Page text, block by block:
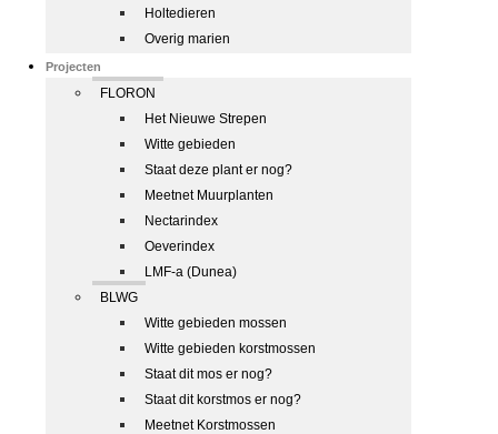
Holtedieren
Overig marien
Projecten
FLORON
Het Nieuwe Strepen
Witte gebieden
Staat deze plant er nog?
Meetnet Muurplanten
Nectarindex
Oeverindex
LMF-a (Dunea)
BLWG
Witte gebieden mossen
Witte gebieden korstmossen
Staat dit mos er nog?
Staat dit korstmos er nog?
Meetnet Korstmossen